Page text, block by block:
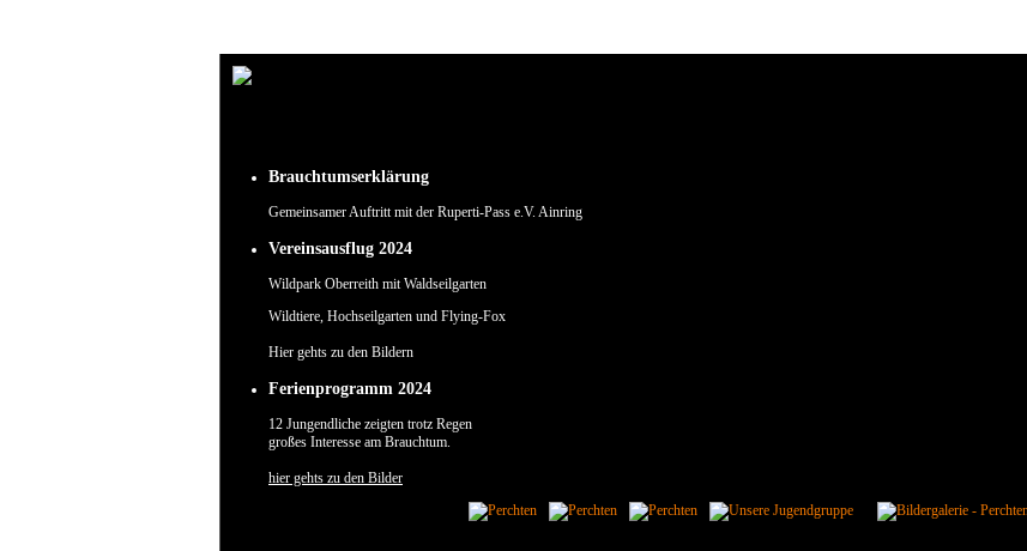
Brauchtumserklärung
Gemeinsamer Auftritt mit der Ruperti-Pass e.V. Ainring
Vereinsausflug 2024
Wildpark Oberreith mit Waldseilgarten
Wildtiere, Hochseilgarten und Flying-Fox
Hier gehts zu den Bildern
Ferienprogramm 2024
12 Jungendliche zeigten trotz Regen
großes Interesse am Brauchtum.
hier gehts zu den Bilder